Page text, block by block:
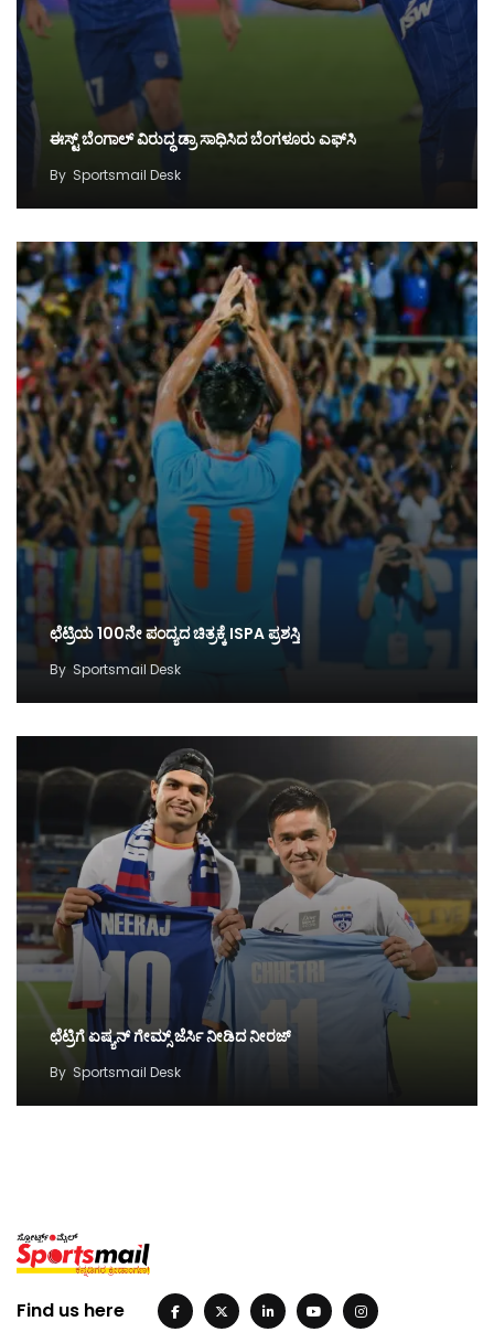
ಈಸ್ಟ್‌ ಬೆಂಗಾಲ್‌ ವಿರುದ್ಧ ಡ್ರಾ ಸಾಧಿಸಿದ ಬೆಂಗಳೂರು ಎಫ್‌ಸಿ
By Sportsmail Desk
ಛೆಟ್ರಿಯ 100ನೇ ಪಂದ್ಯದ ಚಿತ್ರಕ್ಕೆ ISPA ಪ್ರಶಸ್ತಿ
By Sportsmail Desk
ಛೆಟ್ರಿಗೆ ಏಷ್ಯನ್‌ ಗೇಮ್ಸ್‌ ಜೆರ್ಸಿ ನೀಡಿದ ನೀರಜ್‌
By Sportsmail Desk
Find us here